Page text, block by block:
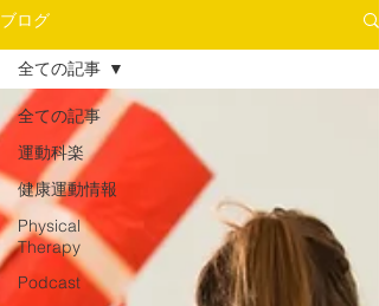
ブログ
全ての記事
運動科楽
健康運動情報
Physical
Therapy
Podcast
全ての記事